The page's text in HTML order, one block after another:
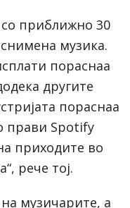
со приближно 30
музика.
пораснаа
другите
пораснаа
прави Spotify
приходите во
рече тој.
музичарите, а